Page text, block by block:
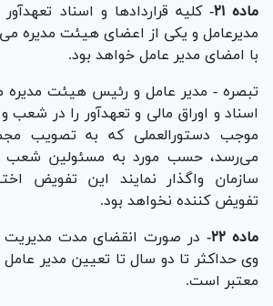
ماده ۲۱-
کلیه قرارداد‌ها و اسناد
مدیرعامل و یکی از اعضای هیئت مدیره
با امضای مدیر عامل خواهد بود.
تبصره - مدیر عامل و رئیس هیئت مدیره
اسناد و اوراق مالی و تعهدآور را در شعب
موجب دستورالعملی که به تصویب
می‌رسد، حسب مورد به مسئولین شعب
سازمان واگذار نمایند این تفویض
تفویض کننده نخواهد بود.
ماده ۲۲-
در صورت انقضای مدت مدیریت
وی حداکثر تا دو سال تا تعیین مدیر
معتبر است.